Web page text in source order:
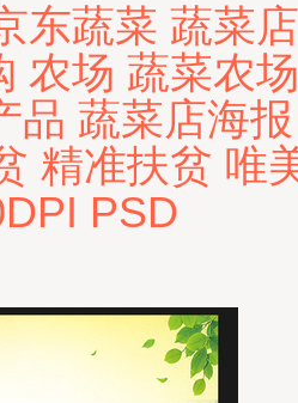
东蔬菜 蔬菜
农场 蔬菜农
品 蔬菜店海
精准扶贫 唯
PSD